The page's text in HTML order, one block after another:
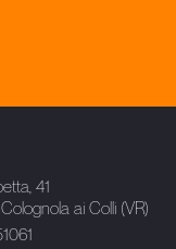
41
ai Colli (VR)